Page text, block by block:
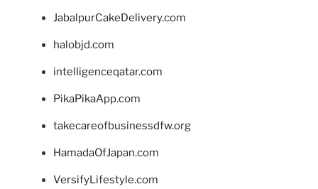
JabalpurCakeDelivery.com
halobjd.com
intelligenceqatar.com
PikaPikaApp.com
takecareofbusinessdfw.org
HamadaOfJapan.com
VersifyLifestyle.com